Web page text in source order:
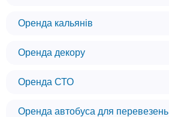
Оренда кальянів
Оренда декору
Оренда СТО
Оренда автобуса для перевезень